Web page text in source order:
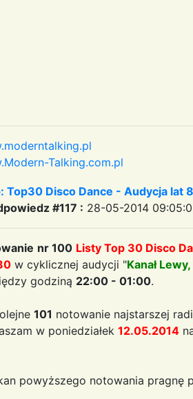
Talking.com.pl
Top30 Disco Dance - Audycja lat
#117 : 28-05-2014
nr 100 Listy Top 30 Disco
w cyklicznej audycji "Kanał
godziną 22:00 - 01:00.
101 notowanie najstarszej
w poniedziałek 12.05.2014
powyższego notowania pragnę